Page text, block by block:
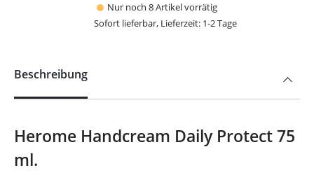
Nur noch 8 Artikel vorrätig
Sofort lieferbar, Lieferzeit: 1-2 Tage
Beschreibung
Herome Handcream Daily Protect 75
ml.